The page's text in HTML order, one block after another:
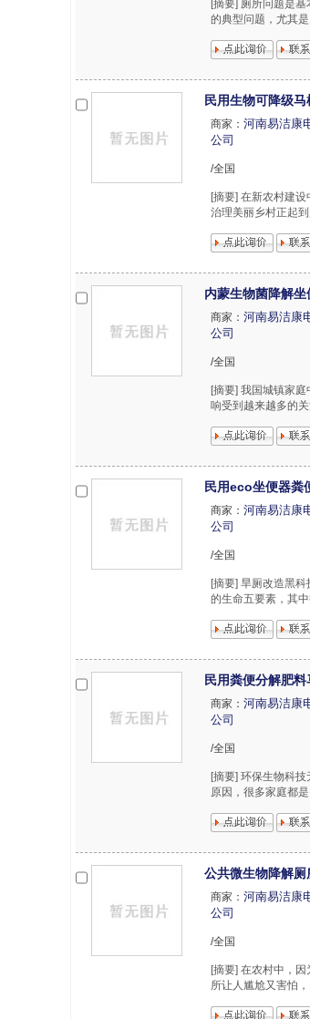
[摘要] 厕所问题是
的典型问题，尤其
民用生物可降级
商家： 河南易洁康
公司
/全国
[摘要] 在新农村建
治理美丽乡村正起
内蒙生物菌降解
商家： 河南易洁康
公司
/全国
[摘要] 我国城镇家
响受到越来越多的
民用eco坐便器粪
商家： 河南易洁康
公司
/全国
[摘要] 旱厕改造黑
的生命五要素，其
民用粪便分解肥
商家： 河南易洁康
公司
/全国
[摘要] 环保生物科
原因，很多家庭都
公共微生物降解
商家： 河南易洁康
公司
/全国
[摘要] 在农村中，
所让人尴尬又害怕